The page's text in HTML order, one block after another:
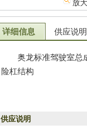
详细信息 供应说明
奥龙标准驾驶室总
险杠结构
供应说明